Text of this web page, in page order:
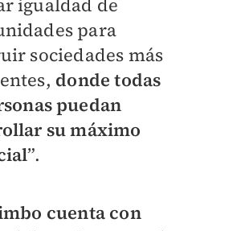
igualdad de
para
sociedades más
donde todas
puedan
su máximo
”.
cuenta con